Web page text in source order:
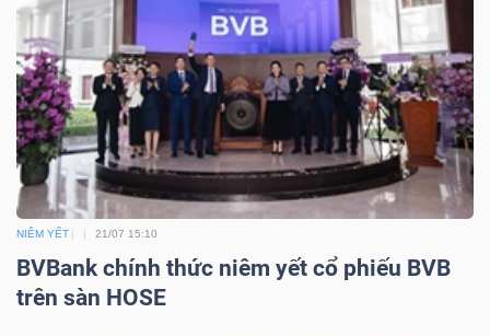
NIÊM YẾT 21/07 15:10
BVBank chính thức niêm yết cổ phiếu BVB
trên sàn HOSE
BẤT
ĐỘNG
SẢN
Mã
chứng
khoán
(-)
Tất cả Cổ phiếu